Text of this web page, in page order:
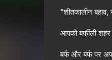
"शीतकालीन
आपको बर्फीली
बर्फ और बर्फ पर